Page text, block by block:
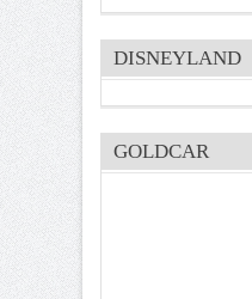
DISNEYLAND
GOLDCAR